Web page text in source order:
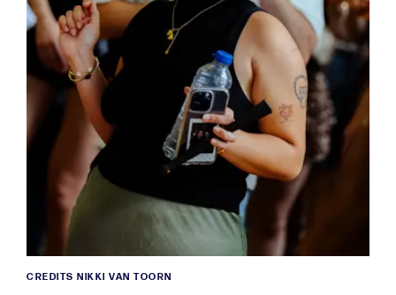
CREDITS NIKKI VAN TOORN